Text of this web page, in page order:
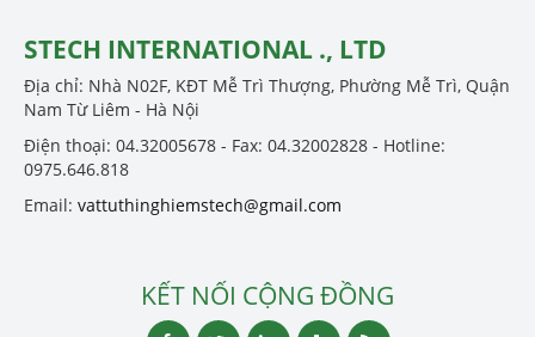
STECH INTERNATIONAL ., LTD
Địa chỉ: Nhà N02F, KĐT Mễ Trì Thượng, Phường Mễ Trì, Quận
Nam Từ Liêm - Hà Nội
Điện thoại: 04.32005678 - Fax: 04.32002828 - Hotline:
0975.646.818
Email: vattuthinghiemstech@gmail.com
KẾT NỐI CỘNG ĐỒNG